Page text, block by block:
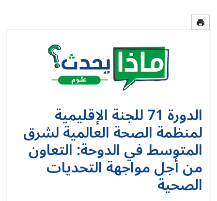
الدورة 71 للجنة الإقليمية
لمنظمة الصحة العالمية لشرق
المتوسط في الدوحة: التعاون
من أجل مواجهة التحديات
الصحية